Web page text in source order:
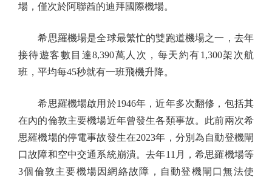
場，僅次於阿聯酋的迪拜國際機場。
希思羅機場是全球最繁忙的雙跑道機場之一，去年
接待遊客數目達8,390萬人次，每天約有1,300架次航
班，平均每45秒就有一班飛機升降。
希思羅機場啟用於1946年，近年多次翻修，包括其
在內的倫敦主要機場近年曾發生各類事故。此前兩次希
思羅機場的停電事故發生在2023年，分別為自動登機閘
口故障和空中交通系統崩潰。去年11月，希思羅機場等
3個倫敦主要機場因網絡故障，自動登機閘口無法使